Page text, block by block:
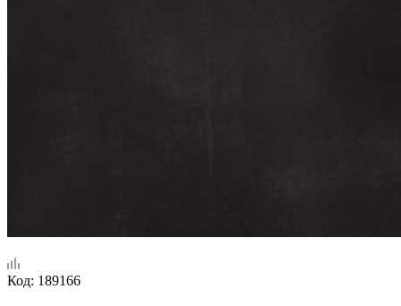
Код: 189166